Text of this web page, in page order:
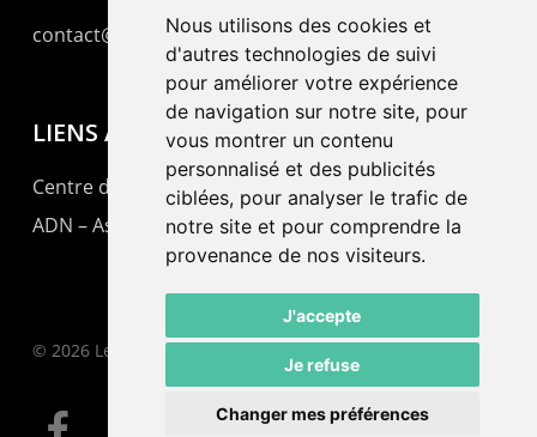
Nous utilisons des cookies et
d'autres technologies de suivi
pour améliorer votre expérience
de navigation sur notre site, pour
vous montrer un contenu
personnalisé et des publicités
ciblées, pour analyser le trafic de
notre site et pour comprendre la
provenance de nos visiteurs.
J'accepte
Je refuse
Changer mes préférences
contact@lepommier.ch
LIENS AMIS
Centre de culture ABC
ADN – Association Danse Neuchâtel
© 2026 Le Pommier.
facebook email